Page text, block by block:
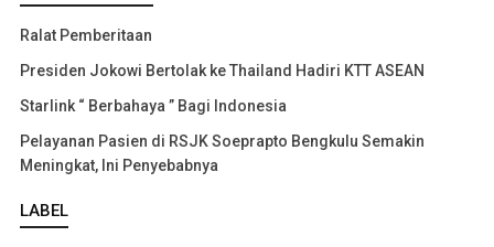
Ralat Pemberitaan
Presiden Jokowi Bertolak ke Thailand Hadiri KTT ASEAN
Starlink “ Berbahaya ” Bagi Indonesia
Pelayanan Pasien di RSJK Soeprapto Bengkulu Semakin
Meningkat, Ini Penyebabnya
LABEL